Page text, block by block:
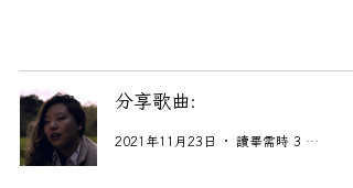
分享歌曲:
2021年11月23日 讀畢需時 3 分鐘